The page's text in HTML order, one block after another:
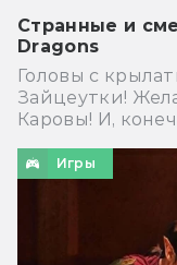
Странные и
Dragons
Головы с
Зайцеутки!
Каровы! И,
Игры